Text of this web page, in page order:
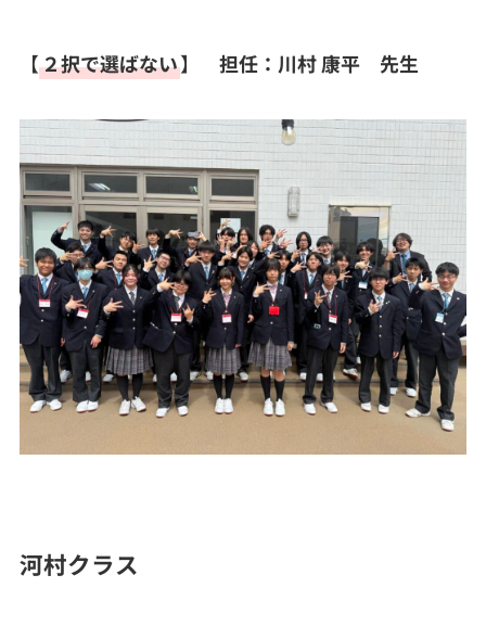
【２択で選ばない】 担任：川村 康平 先生
河村クラス